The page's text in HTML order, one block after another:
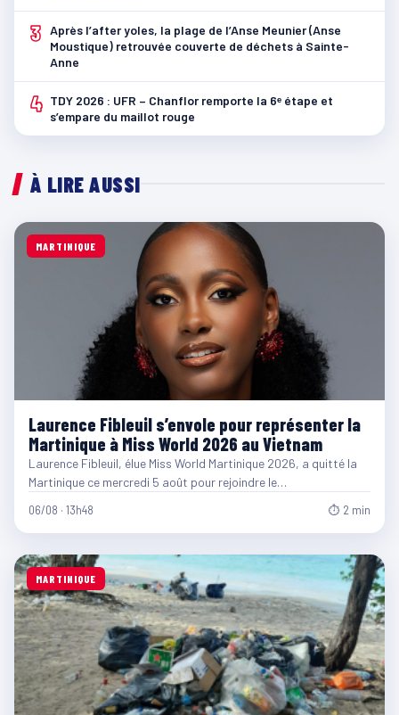
3 Après l’after yoles, la plage de l’Anse Meunier (Anse
Moustique) retrouvée couverte de déchets à Sainte-
Anne
4 TDY 2026 : UFR – Chanflor remporte la 6ᵉ étape et
s’empare du maillot rouge
À LIRE AUSSI
MARTINIQUE
Laurence Fibleuil s’envole pour représenter la
Martinique à Miss World 2026 au Vietnam
Laurence Fibleuil, élue Miss World Martinique 2026, a quitté la
Martinique ce mercredi 5 août pour rejoindre le…
06/08 · 13h48 ⏱ 2 min
MARTINIQUE